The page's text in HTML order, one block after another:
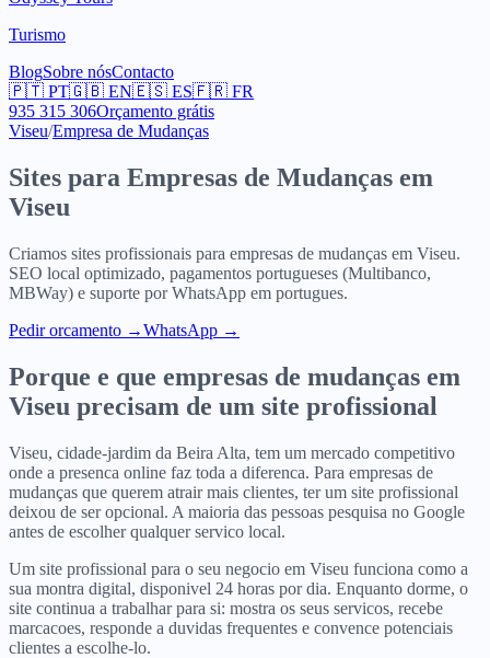
Turismo
BlogSobre nósContacto
🇵🇹 PT🇬🇧 EN🇪🇸 ES🇫🇷 FR
935 315 306Orçamento grátis
Viseu/Empresa de Mudanças
Sites para Empresas de Mudanças em
Viseu
Criamos sites profissionais para empresas de mudanças em Viseu.
SEO local optimizado, pagamentos portugueses (Multibanco,
MBWay) e suporte por WhatsApp em portugues.
Pedir orcamento →WhatsApp →
Porque e que empresas de mudanças em
Viseu precisam de um site profissional
Viseu, cidade-jardim da Beira Alta, tem um mercado competitivo
onde a presenca online faz toda a diferenca. Para empresas de
mudanças que querem atrair mais clientes, ter um site profissional
deixou de ser opcional. A maioria das pessoas pesquisa no Google
antes de escolher qualquer servico local.
Um site profissional para o seu negocio em Viseu funciona como a
sua montra digital, disponivel 24 horas por dia. Enquanto dorme, o
site continua a trabalhar para si: mostra os seus servicos, recebe
marcacoes, responde a duvidas frequentes e convence potenciais
clientes a escolhe-lo.